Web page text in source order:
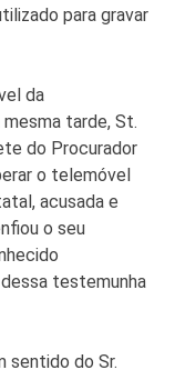
para gravar
da
tarde, St.
do Procurador
o telemóvel
acusada e
o seu
testemunha
sentido do Sr.